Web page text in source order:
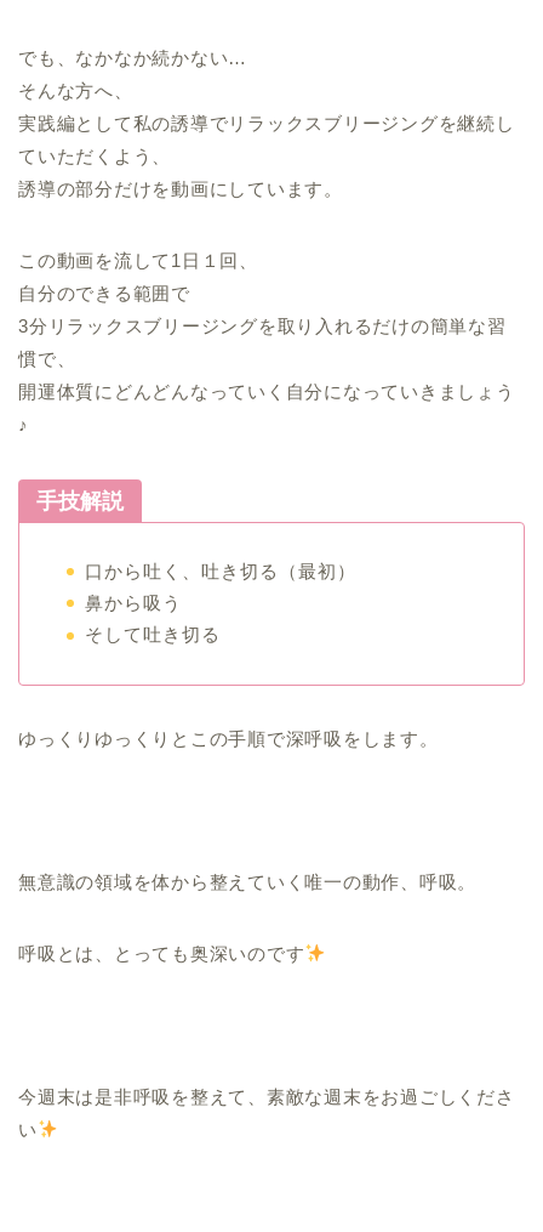
でも、なかなか続かない…
そんな方へ、
実践編として私の誘導でリラックスブリージングを継続し
ていただくよう、
誘導の部分だけを動画にしています。
この動画を流して1日１回、
自分のできる範囲で
3分リラックスブリージングを取り入れるだけの簡単な習
慣で、
開運体質にどんどんなっていく自分になっていきましょう
♪
手技解説
口から吐く、吐き切る（最初）
鼻から吸う
そして吐き切る
ゆっくりゆっくりとこの手順で深呼吸をします。
無意識の領域を体から整えていく唯一の動作、呼吸。
呼吸とは、とっても奥深いのです
今週末は是非呼吸を整えて、素敵な週末をお過ごしくださ
い